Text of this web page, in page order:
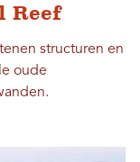
Reef
structuren en
oude